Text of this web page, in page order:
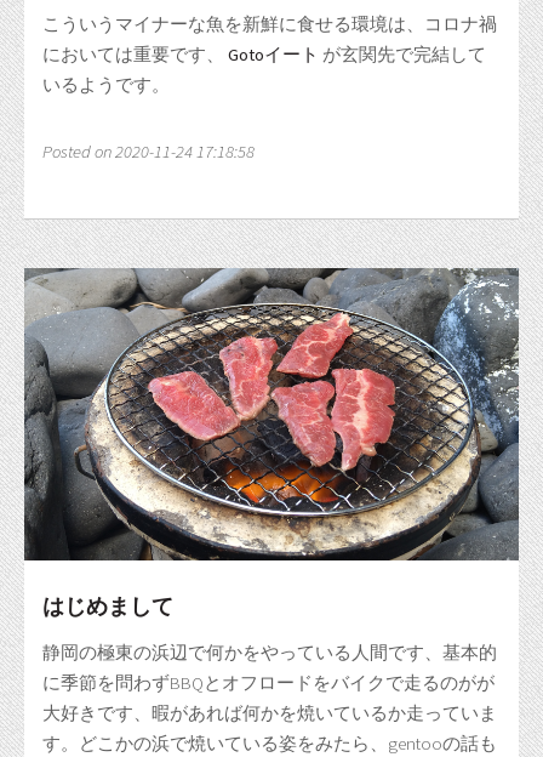
こういうマイナーな魚を新鮮に食せる環境は、コロナ禍
においては重要です、 Gotoイート が玄関先で完結して
いるようです。
Posted on 2020-11-24 17:18:58
はじめまして
静岡の極東の浜辺で何かをやっている人間です、基本的
に季節を問わずBBQとオフロードをバイクで走るのがが
大好きです、暇があれば何かを焼いているか走っていま
す。どこかの浜で焼いている姿をみたら、gentooの話も